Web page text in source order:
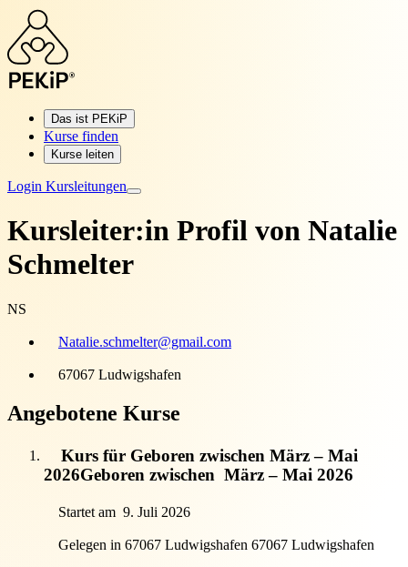
Das ist PEKiP
Kurse finden
Kurse leiten
Login Kursleitungen
Kursleiter:in Profil von Natalie
Schmelter
NS
Natalie.schmelter@gmail.com
67067 Ludwigshafen
Angebotene Kurse
Kurs für Geboren zwischen März – Mai
2026Geboren zwischen März – Mai 2026
Startet am 9. Juli 2026
Gelegen in 67067 Ludwigshafen 67067 Ludwigshafen